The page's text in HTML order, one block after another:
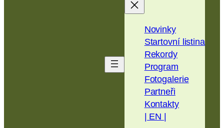
Novinky
Startovní listina
Rekordy
Program
Fotogalerie
Partneři
Kontakty
| EN |